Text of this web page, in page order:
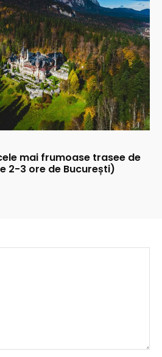
mai frumoase trasee de
2-3 ore de București)